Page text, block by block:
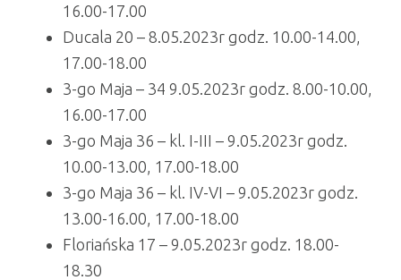
16.00-17.00
Ducala 20 – 8.05.2023r godz. 10.00-14.00,
17.00-18.00
3-go Maja – 34 9.05.2023r godz. 8.00-10.00,
16.00-17.00
3-go Maja 36 – kl. I-III – 9.05.2023r godz.
10.00-13.00, 17.00-18.00
3-go Maja 36 – kl. IV-VI – 9.05.2023r godz.
13.00-16.00, 17.00-18.00
Floriańska 17 – 9.05.2023r godz. 18.00-
18.30